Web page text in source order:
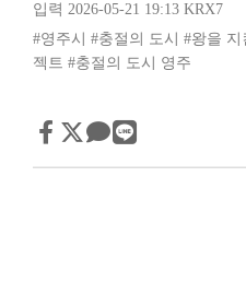
입력 2026-05-21 19:13 KRX7
#영주시
#충절의 도시 #왕을 지
젝트 #충절의 도시 영주